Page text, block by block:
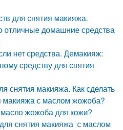
для снятия макияжа.
отличные домашние средства
нет средства. Демакияж:
средству для снятия
снятия макияжа. Как сделать
макияжа с маслом жожоба?
масло жожоба для кожи?
снятия макияжа с маслом